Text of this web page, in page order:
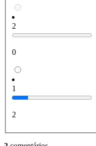
2
0
1
2